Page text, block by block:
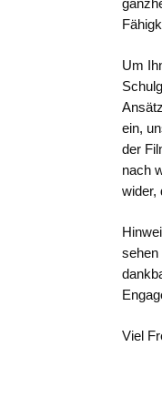
Um
ein,
der
nach
wider,
sehen
Viel